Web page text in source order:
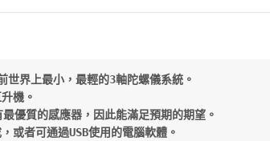
界上最小，最輕的3軸陀螺儀系統。
機。
優質的感應器，因此能滿足預期的期望。
或者可通過USB使用的電腦軟體。